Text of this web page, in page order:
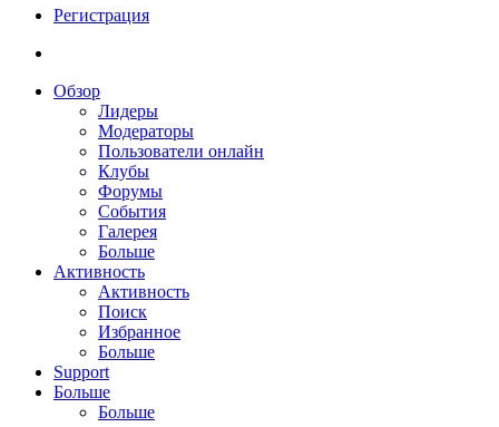
Регистрация
Обзор
Лидеры
Модераторы
Пользователи онлайн
Клубы
Форумы
События
Галерея
Больше
Активность
Активность
Поиск
Избранное
Больше
Support
Больше
Больше